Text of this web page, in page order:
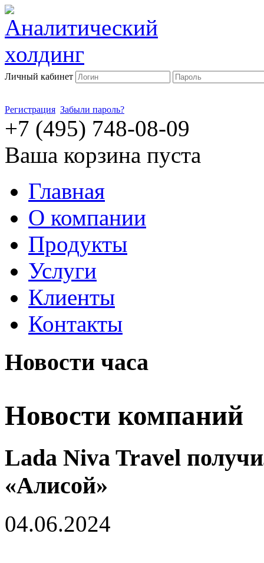
Личный кабинет
Регистрация Забыли пароль?
+7 (495) 748-08-09
Ваша корзина пуста
Главная
О компании
Продукты
Услуги
Клиенты
Контакты
Новости часа
Новости компаний
Lada Niva Travel
«Алисой»
04.06.2024